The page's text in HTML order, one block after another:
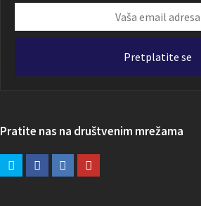
email
Pretplatite se
Pratite nas na društvenim mrežama